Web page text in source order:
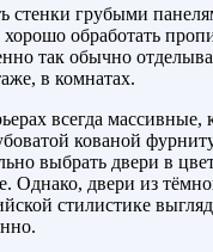
грубыми
обработать
так обычно
в комнатах.
всегда массивные,
кованой
выбрать двери в
Однако, двери из
стилистике